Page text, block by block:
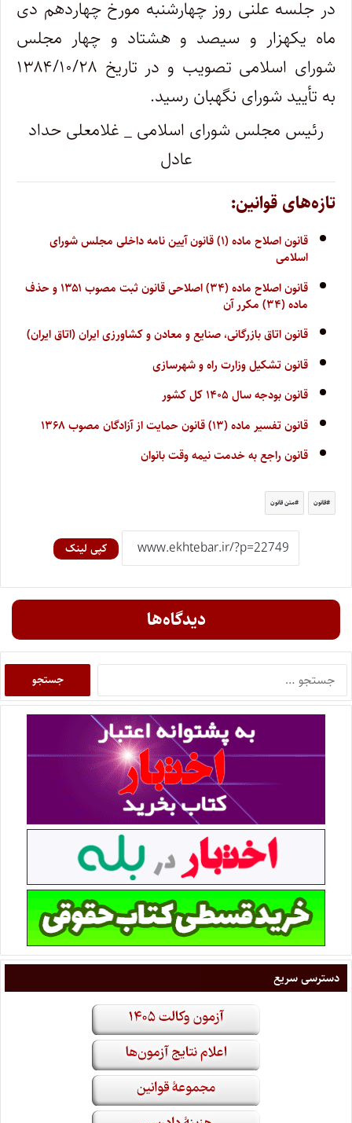
در جلسه علنی روز چهارشنبه مورخ چهاردهم دی
ماه یکهزار و سیصد و هشتاد و چهار مجلس
شورای اسلامی تصویب و در تاریخ ۱۳۸۴/۱۰/۲۸
به تأیید شورای نگهبان رسید.
رئیس مجلس شورای اسلامی _ غلامعلی حداد
عادل
تازه‌های قوانین:
قانون اصلاح ماده (۱) قانون آیین نامه داخلی مجلس شورای
اسلامی
قانون اصلاح ماده (۳۴) اصلاحی قانون ثبت مصوب ۱۳۵۱ و حذف
ماده (۳۴) مکرر آن
قانون اتاق بازرگانی، صنایع و معادن و کشاورزی ایران (اتاق ایران)
قانون تشکیل وزارت راه و شهرسازی
قانون بودجه سال ۱۴۰۵ کل کشور
قانون تفسیر ماده (۱۳) قانون حمایت از آزادگان مصوب ۱۳۶۸
قانون راجع به خدمت نیمه وقت بانوان
قانون متن قانون
کپی لینک
دیدگاه‌ها
دسترسی سریع